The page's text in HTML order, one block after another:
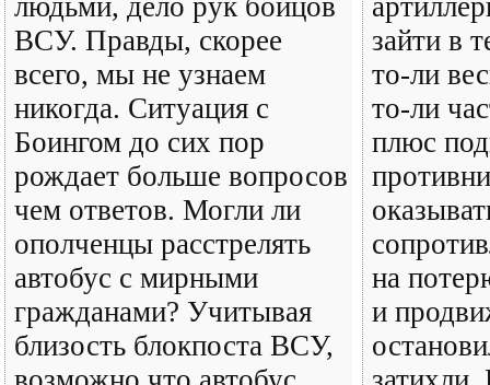
ВСУ. Правды, скорее
всего, мы не узнаем
никогда. Ситуация с
Боингом до сих пор
рождает больше вопросов
чем ответов. Могли ли
ополченцы расстрелять
автобус с мирными
гражданами? Учитывая
близость блокпоста ВСУ,
зайти в
то-ли
то-ли
плюс
на
и